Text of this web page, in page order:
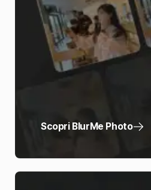
Scopri BlurMe Photo